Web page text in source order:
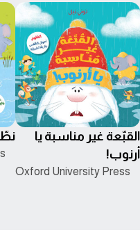
القبّعة غير مناسبة يا
أرنوب!
Oxford University Press